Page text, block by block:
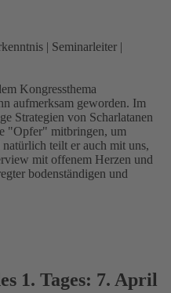
| Seminarleiter |
Kongressthema
aufmerksam geworden. Im
Strategien von Scharlatanen
"Opfer" mitbringen, um
teilt er auch mit uns,
mit offenem Herzen und
bodenständigen und
1. Tages: 7. April